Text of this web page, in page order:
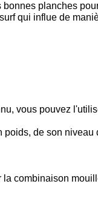
planches
qui influe de
vous pouvez
de son niveau
combinaison